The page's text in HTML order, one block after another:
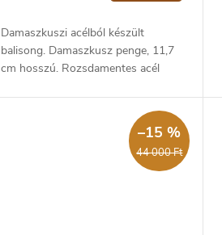
Damaszkuszi acélból készült
balisong. Damaszkusz penge, 11,7
cm hosszú. Rozsdamentes acél
44 000 Ft
–15 %